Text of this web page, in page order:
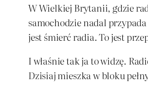
W Wielkiej Brytanii, gdzie
samochodzie nadal
jest śmierć radia. To jest
I właśnie tak ja to widzę.
Dzisiaj mieszka w bloku